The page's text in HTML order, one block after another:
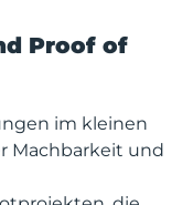
Proof of
im kleinen
Machbarkeit und